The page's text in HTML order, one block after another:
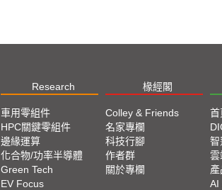
Research 椽經閣
車用零組件
HPC關鍵零組件
邊緣運算
化合物/功率半導體
Green Tech
EV Focus
Colley & Friends
名家專欄
科技行腳
作者群
關於專欄
首
智
雲
AI